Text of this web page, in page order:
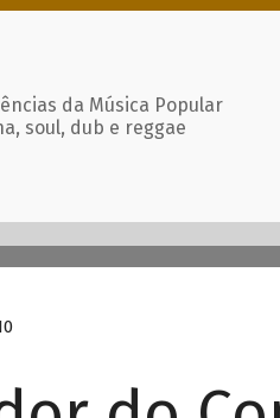
da Música Popular
soul, dub e reggae